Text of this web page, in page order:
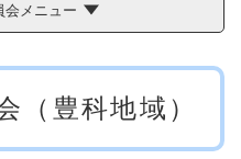
会メニュー
（豊科地域）